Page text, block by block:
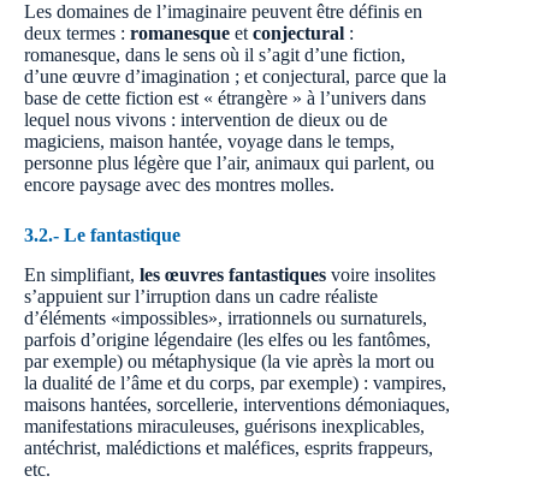
Les domaines de l’imaginaire peuvent être définis en
deux termes : romanesque et conjectural :
romanesque, dans le sens où il s’agit d’une fiction,
d’une œuvre d’imagination ; et conjectural, parce que la
base de cette fiction est « étrangère » à l’univers dans
lequel nous vivons : intervention de dieux ou de
magiciens, maison hantée, voyage dans le temps,
personne plus légère que l’air, animaux qui parlent, ou
encore paysage avec des montres molles.
3.2.- Le fantastique
En simplifiant, les œuvres fantastiques voire insolites
s’appuient sur l’irruption dans un cadre réaliste
d’éléments «impossibles», irrationnels ou surnaturels,
parfois d’origine légendaire (les elfes ou les fantômes,
par exemple) ou métaphysique (la vie après la mort ou
la dualité de l’âme et du corps, par exemple) : vampires,
maisons hantées, sorcellerie, interventions démoniaques,
manifestations miraculeuses, guérisons inexplicables,
antéchrist, malédictions et maléfices, esprits frappeurs,
etc.